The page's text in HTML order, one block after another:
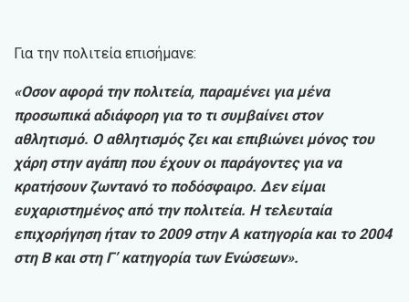
Για την πολιτεία επισήμανε:
«Οσον αφορά την πολιτεία, παραμένει για μένα
προσωπικά αδιάφορη για το τι συμβαίνει στον
αθλητισμό. Ο αθλητισμός ζει και επιβιώνει μόνος του
χάρη στην αγάπη που έχουν οι παράγοντες για να
κρατήσουν ζωντανό το ποδόσφαιρο. Δεν είμαι
ευχαριστημένος από την πολιτεία. Η τελευταία
επιχορήγηση ήταν το 2009 στην Α κατηγορία και το 2004
στη Β και στη Γ’ κατηγορία των Ενώσεων».